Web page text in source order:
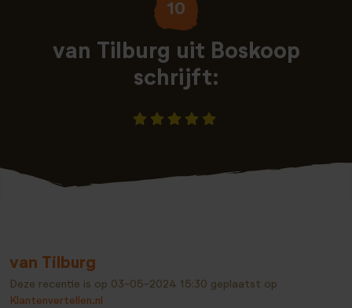
10
van Tilburg uit Boskoop
schrijft:
van Tilburg
Deze recentie is op 03-05-2024 15:30 geplaatst op
Klantenvertellen.nl